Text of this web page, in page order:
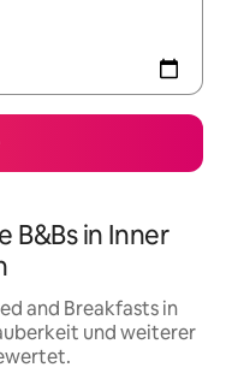
B&Bs in Inner
and Breakfasts in
und weiterer